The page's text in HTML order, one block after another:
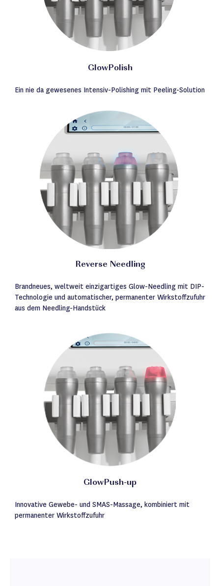
GlowPolish
Ein nie da gewesenes Intensiv-Polishing mit Peeling-Solution
Reverse Needling
Brandneues, weltweit einzigartiges Glow-Needling mit DIP-
Technologie und automatischer, permanenter Wirkstoffzufuhr
aus dem Needling-Handstück
GlowPush-up
Innovative Gewebe- und SMAS-Massage, kombiniert mit
permanenter Wirkstoffzufuhr